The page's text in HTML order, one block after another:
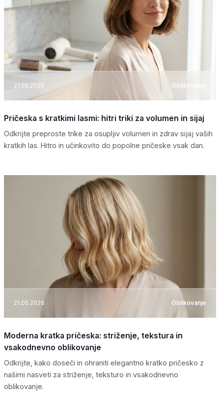
21.05.2026 Oblikovanje
Pričeska s kratkimi lasmi: hitri triki za volumen in sijaj
Odkrijte preproste trike za osupljiv volumen in zdrav sijaj vaših
kratkih las. Hitro in učinkovito do popolne pričeske vsak dan.
21.05.2026 Oblikovanje
Moderna kratka pričeska: striženje, tekstura in
vsakodnevno oblikovanje
Odkrijte, kako doseči in ohraniti elegantno kratko pričesko z
našimi nasveti za striženje, teksturo in vsakodnevno
oblikovanje.